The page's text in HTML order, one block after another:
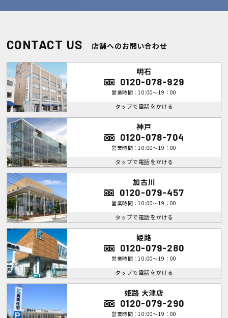
CONTACT US 店舗へのお問い合わせ
明石
0120-078-929
営業時間：10:00～19：00
タップで電話をかける
神戸
0120-078-704
営業時間：10:00～19：00
タップで電話をかける
加古川
0120-079-457
営業時間：10:00～19：00
タップで電話をかける
姫路
0120-079-280
営業時間：10:00～19：00
タップで電話をかける
姫路 大津店
0120-079-290
営業時間：10:00～19：00